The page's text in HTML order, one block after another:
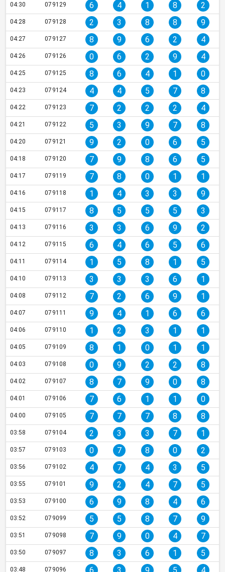
04:30 079129 6 4 1 8 2
04:28 079128 2 3 8 8 9
04:27 079127 8 9 6 2 4
04:26 079126 0 6 2 9 4
04:25 079125 8 6 4 1 0
04:23 079124 4 4 5 7 8
04:22 079123 7 2 2 2 4
04:21 079122 5 3 9 7 8
04:20 079121 9 2 0 6 5
04:18 079120 7 9 8 6 5
04:17 079119 7 8 0 1 1
04:16 079118 1 4 3 3 9
04:15 079117 8 5 5 5 3
04:13 079116 3 3 6 9 2
04:12 079115 6 4 6 5 6
04:11 079114 1 5 8 1 5
04:10 079113 3 3 3 6 1
04:08 079112 7 2 6 9 1
04:07 079111 9 4 1 6 6
04:06 079110 1 2 3 1 1
04:05 079109 8 1 0 1 1
04:03 079108 0 9 2 2 8
04:02 079107 8 7 9 0 8
04:01 079106 7 6 1 1 0
04:00 079105 7 7 7 8 8
03:58 079104 2 3 3 7 1
03:57 079103 0 7 8 0 2
03:56 079102 4 7 4 3 5
03:55 079101 9 2 4 7 5
03:53 079100 6 9 8 4 6
03:52 079099 5 5 8 7 9
03:51 079098 7 9 0 4 7
03:50 079097 8 3 6 1 5
03:48 079096